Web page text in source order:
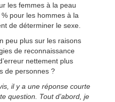
les femmes à la peau
pour les hommes à la
de déterminer le sexe.
peu plus sur les raisons
de reconnaissance
nettement plus
de personnes ?
il y a une réponse courte
question. Tout d’abord, je